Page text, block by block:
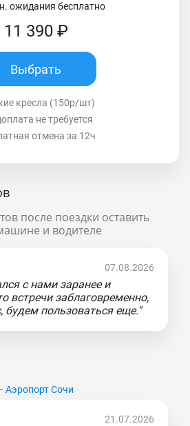
ожидания бесплатно
11 390 ₽
Выбрать
кресла (150р/шт)
не требуется
отмена за 12ч
после поездки оставить
и водителе
07.08.2026
с нами заранее и
встречи заблаговременно,
будем пользоваться еще."
Аэропорт Сочи
21.07.2026